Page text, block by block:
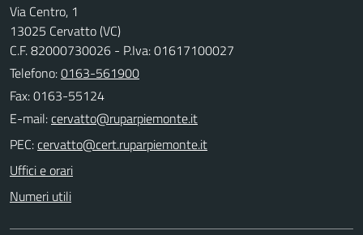
Via Centro, 1
13025 Cervatto (VC)
C.F. 82000730026 - P.Iva: 01617100027
Telefono:0163-561900
Fax: 0163-55124
E-mail:
PEC:
Uffici e orari
Numeri utili